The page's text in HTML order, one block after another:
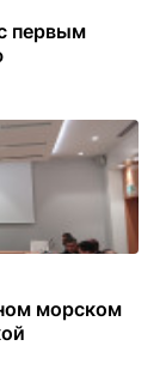
первым
морском